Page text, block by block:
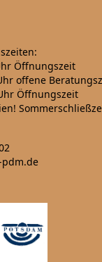
Öffnungszeit
offene
Öffnungszeit